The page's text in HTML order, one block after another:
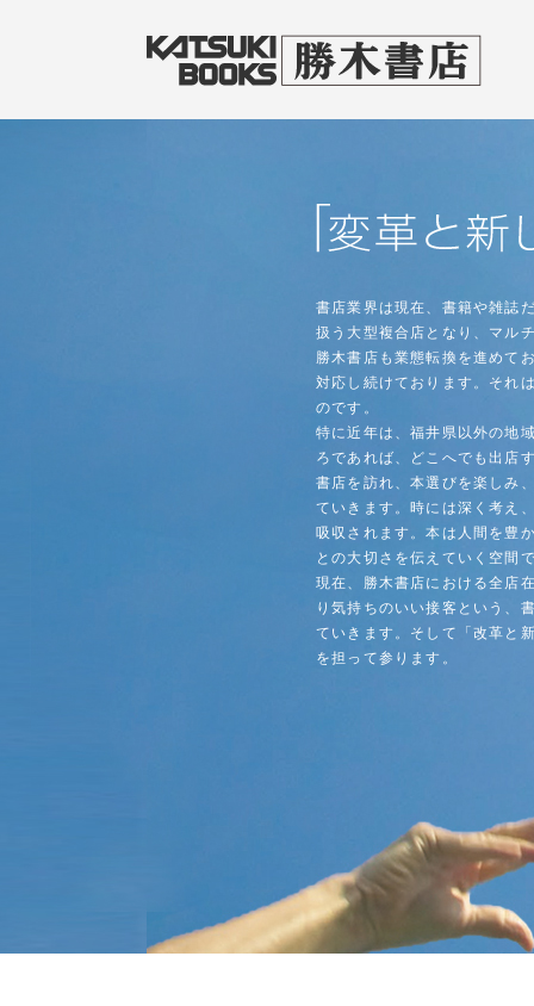
書店業界は現在、書籍や雑誌
扱う大型複合店となり、マル
勝木書店も業態転換を進めて
対応し続けております。それ
のです。
特に近年は、福井県以外の地
ろであれば、どこへでも出店
書店を訪れ、本選びを楽しみ
ていきます。時には深く考え
吸収されます。本は人間を豊
との大切さを伝えていく空間
現在、勝木書店における全店
り気持ちのいい接客という、
ていきます。そして「改革と
を担って参ります。